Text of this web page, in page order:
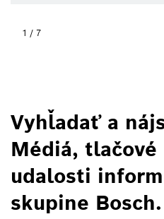
1 / 7
Vyhľadať a
Médiá,
udalosti
skupine Bosch.